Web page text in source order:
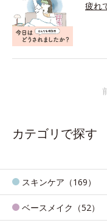
疲れ
カテゴリで探す
スキンケア（169）
ベースメイク（52）